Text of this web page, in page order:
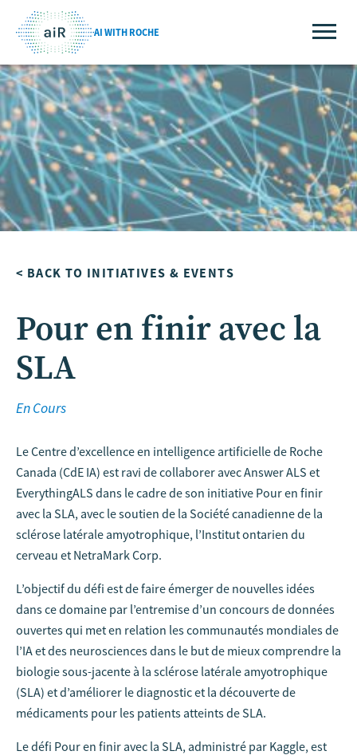
AI WITH ROCHE
< BACK TO INITIATIVES & EVENTS
Pour en finir avec la
SLA
En Cours
Le Centre d’excellence en intelligence artificielle de Roche
Canada (CdE IA) est ravi de collaborer avec Answer ALS et
EverythingALS dans le cadre de son initiative Pour en finir
avec la SLA, avec le soutien de la Société canadienne de la
sclérose latérale amyotrophique, l’Institut ontarien du
cerveau et NetraMark Corp.
L’objectif du défi est de faire émerger de nouvelles idées
dans ce domaine par l’entremise d’un concours de données
ouvertes qui met en relation les communautés mondiales de
l’IA et des neurosciences dans le but de mieux comprendre la
biologie sous-jacente à la sclérose latérale amyotrophique
(SLA) et d’améliorer le diagnostic et la découverte de
médicaments pour les patients atteints de SLA.
Le défi Pour en finir avec la SLA, administré par Kaggle, est